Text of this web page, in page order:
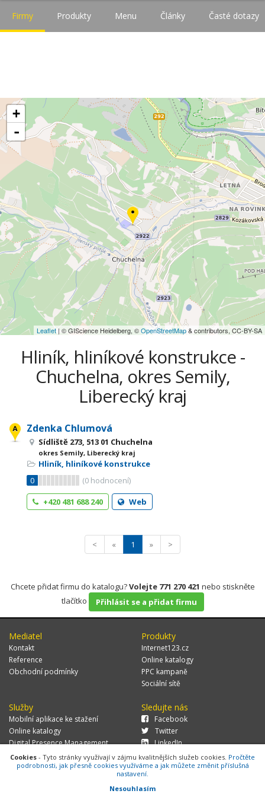
Firmy Produkty Menu Články Časté dotazy
+
-
Leaflet | © GIScience Heidelberg, ©OpenStreetMap& contributors, CC-BY-SA
Hliník, hliníkové konstrukce -
Chuchelna, okres Semily,
Liberecký kraj
Zdenka Chlumová
Sídliště 273, 513 01 Chuchelna
okres Semily, Liberecký kraj
Hliník, hliníkové konstrukce
0
(0 hodnocení)
+420 481 688 240
Web
< « 1 » >
Chcete přidat firmu do katalogu?Volejte 771 270 421 nebo stiskněte
tlačítko
Přihlásit se a přidat firmu
Mediatel
Kontakt
Reference
Obchodní podmínky
Produkty
Internet123.cz
Online katalogy
PPC kampaně
Sociální sítě
Služby
Mobilní aplikace ke stažení
Online katalogy
Digital Presence Management
Více zákazníků
Sledujte nás
Facebook
Twitter
LinkedIn
© 2026 MEDIATEL CZ, s.r.o.,Za Potokem 46/4, 106 00 Praha 10, tel.:
Cookies - Tyto stránky využívají v zájmu kvalitnějších služeb cookies. Pročtěte
podrobnosti, jak přesně cookies využíváme a jak můžete změnit příslušná
nastavení.
Nesouhlasím